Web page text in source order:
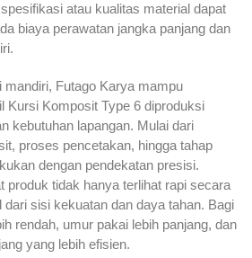
atau kualitas material dapat
biaya perawatan jangka panjang dan
Futago Karya mampu
Kursi Komposit Type 6 diproduksi
kebutuhan lapangan. Mulai dari
proses pencetakan, hingga tahap
dengan pendekatan presisi.
produk tidak hanya terlihat rapi secara
dari sisi kekuatan dan daya tahan. Bagi
rendah, umur pakai lebih panjang, dan
yang lebih efisien.